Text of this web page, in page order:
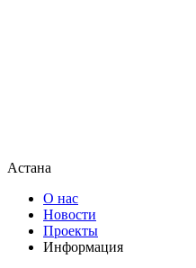
Астана
О нас
Новости
Проекты
Информация